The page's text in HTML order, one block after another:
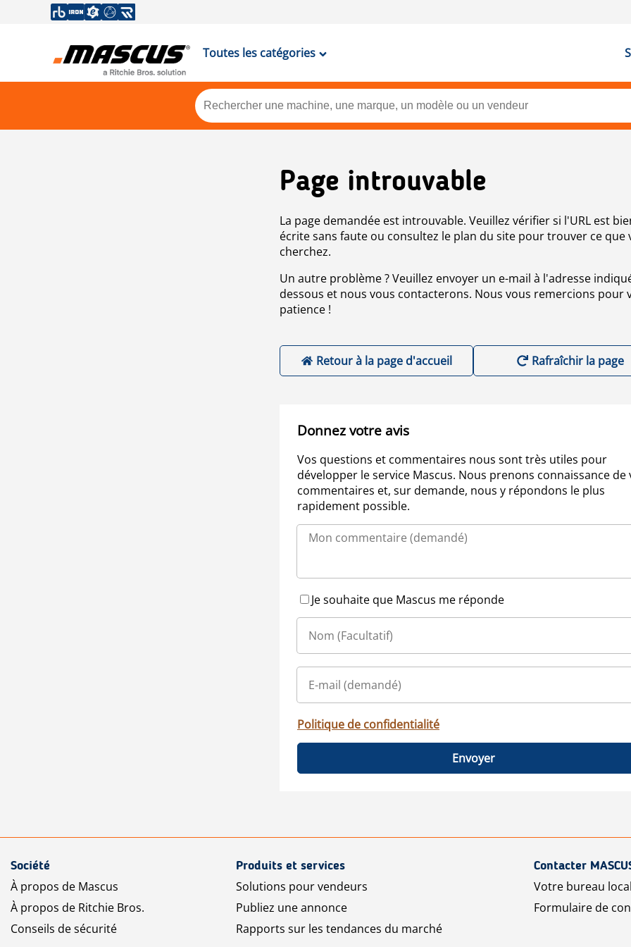
Toutes les catégories
Page introuvable
La page demandée est introuvable. Veuillez vérifier si l'URL est
écrite sans faute ou consultez le plan du site pour trouver ce que
cherchez.
Un autre problème ? Veuillez envoyer un e-mail à l'adresse
dessous et nous vous contacterons. Nous vous remercions pour
patience !
Retour à la page d'accueil Rafraîchir la page
Donnez votre avis
Vos questions et commentaires nous sont très utiles pour
développer le service Mascus. Nous prenons connaissance de
commentaires et, sur demande, nous y répondons le plus
rapidement possible.
Je souhaite que Mascus me réponde
Politique de confidentialité
Envoyer
Société
À propos de Mascus
À propos de Ritchie Bros.
Conseils de sécurité
Produits et services
Solutions pour vendeurs
Publiez une annonce
Rapports sur les tendances du marché
Contacter
Votre bureau
Formulaire de